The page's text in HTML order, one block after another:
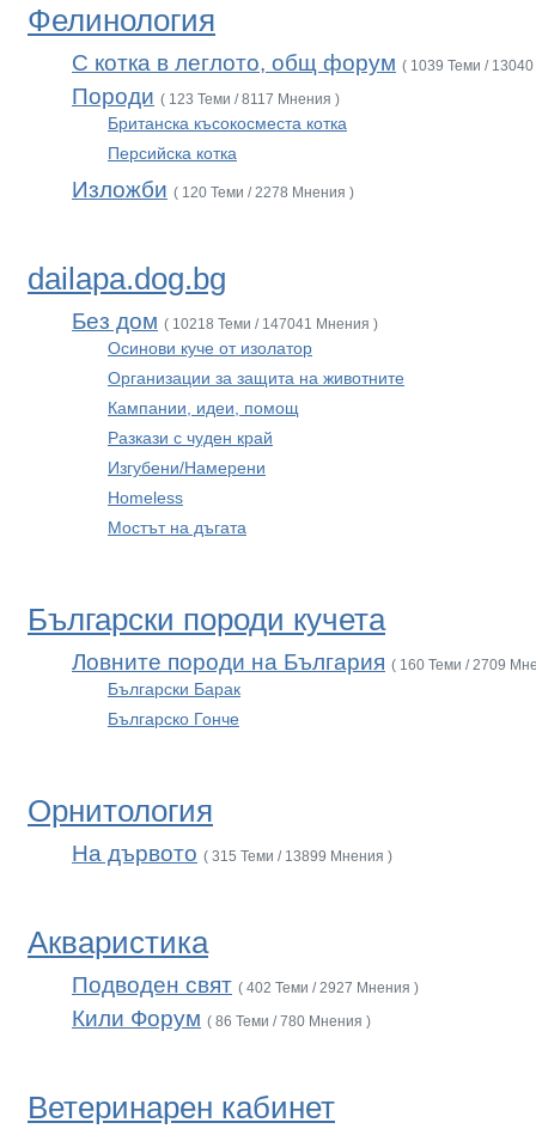
Фелинология
С котка в леглото, общ форум ( 1039 Теми /
Породи ( 123 Теми / 8117 Мнения )
Британска късокосместа котка
Персийска котка
Изложби ( 120 Теми / 2278 Мнения )
dailapa.dog.bg
Без дом ( 10218 Теми / 147041 Мнения )
Осинови куче от изолатор
Организации за защита на животните
Кампании, идеи, помощ
Разкази с чуден край
Изгубени/Намерени
Homeless
Мостът на дъгата
Български породи кучета
Ловните породи на България ( 160 Теми / 2709
Български Барак
Българско Гонче
Орнитология
На дървото ( 315 Теми / 13899 Мнения )
Акваристика
Подводен свят ( 402 Теми / 2927 Мнения )
Кили Форум ( 86 Теми / 780 Мнения )
Ветеринарен кабинет